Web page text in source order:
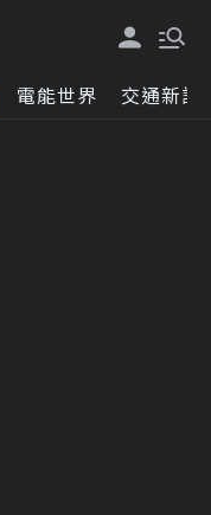
電能世界 交通新訊